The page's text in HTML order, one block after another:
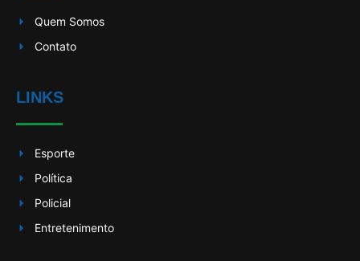
Quem Somos
Contato
LINKS
Esporte
Política
Policial
Entretenimento